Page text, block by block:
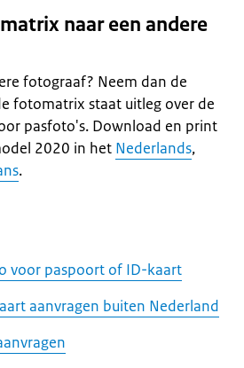
naar een andere
fotograaf? Neem dan de
fotomatrix staat uitleg over de
pasfoto's. Download en print
2020 in het Nederlands,
.
voor paspoort of ID-kaart
aanvragen buiten Nederland